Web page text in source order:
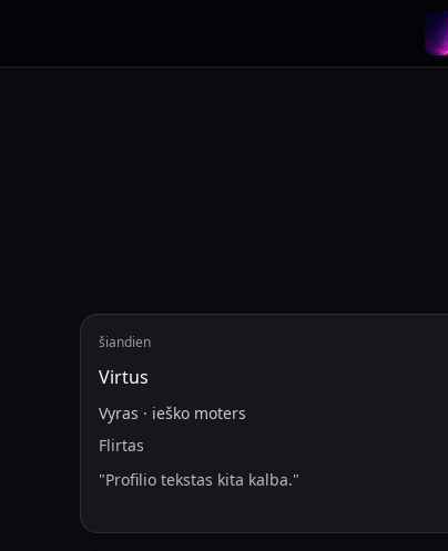
šiandien
Virtus
Vyras · ieško moters
Flirtas
"Profilio tekstas kita kalba."